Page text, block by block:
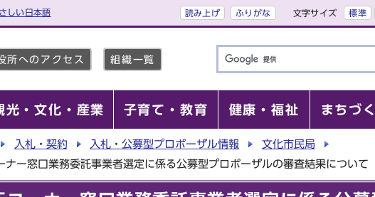
しい日本語 読み上げ ふりがな 文字サイズ 標準
所へのアクセス 組織一覧
光・文化・産業 子育て・教育 健康・福祉 まちづ
入札・契約 入札・公募型プロポーザル情報
文化市民局
ナー窓口業務委託事業者選定に係る公募型プロポーザルの審査結果について